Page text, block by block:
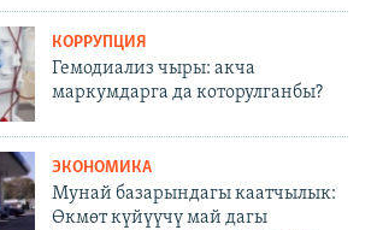
КОРРУПЦИЯ
Гемодиализ чыры: акча
маркумдарга да которулганбы?
ЭКОНОМИКА
Мунай базарындагы каатчылык:
Өкмөт күйүүчү май дагы